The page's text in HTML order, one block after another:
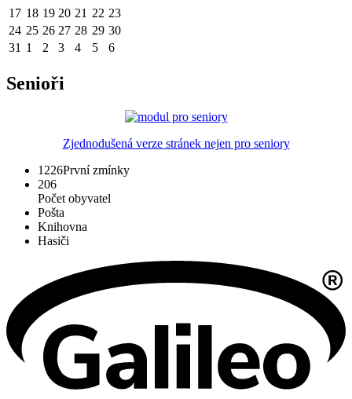
17 18 19 20 21 22 23
24 25 26 27 28 29 30
31 1 2 3 4 5 6
Senioři
Zjednodušená verze stránek nejen pro seniory
1226První zmínky
206
Počet obyvatel
Pošta
Knihovna
Hasiči